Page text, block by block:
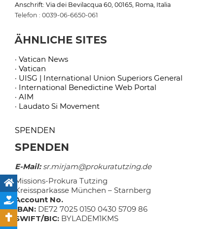
Anschrift: Via dei Bevilacqua 60, 00165, Roma, Italia
Telefon : 0039-06-6650-061
ÄHNLICHE SITES
· Vatican News
· Vatican
· UISG | International Union Superiors General
· International Benedictine Web Portal
· AIM
· Laudato Si Movement
SPENDEN
SPENDEN
E-Mail:sr.mirjam@prokuratutzing.de
Missions-Prokura Tutzing
Kreissparkasse München – Starnberg
Account No.
IBAN: DE72 7025 0150 0430 5709 86
SWIFT/BIC: BYLADEM1KMS